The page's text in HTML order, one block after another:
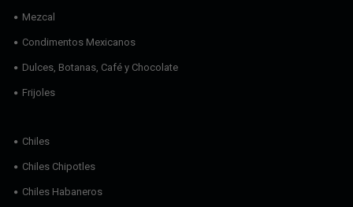
Mezcal
Condimentos Mexicanos
Dulces, Botanas, Café y Chocolate
Frijoles
Chiles
Chiles Chipotles
Chiles Habaneros